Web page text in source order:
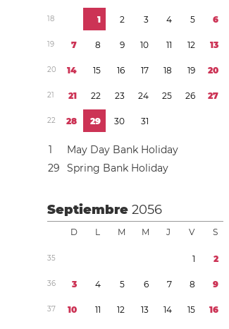
18 1 2 3 4 5 6
19 7 8 9 10 11 12 13
20 14 15 16 17 18 19 20
21 21 22 23 24 25 26 27
22 28 29 30 31
1
May Day Bank Holiday
29 Spring Bank Holiday
Septiembre2056
D L M M J V S
35 1 2
36 3 4 5 6 7 8 9
37 10 11 12 13 14 15 16